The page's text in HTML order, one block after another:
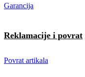
Garancija
Reklamacije i povrat
Povrat artikala